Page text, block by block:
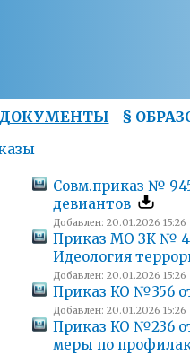
ДОКУМЕНТЫ §
Совм.приказ №
девиантов
Добавлен: 20.01.2026 15:26
Приказ МО ЗК №
Идеология
Добавлен: 20.01.2026 15:26
Приказ КО №356
Добавлен: 20.01.2026 15:26
Приказ КО №236
меры по